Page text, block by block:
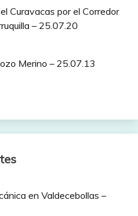
Curavacas por el Corredor
– 25.07.20
Merino – 25.07.13
en Valdecebollas –